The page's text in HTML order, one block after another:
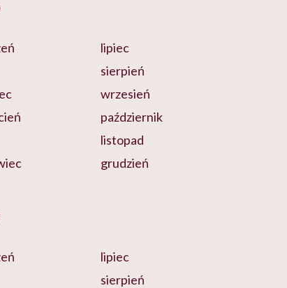
lipiec
sierpień
wrzesień
październik
listopad
grudzień
lipiec
sierpień